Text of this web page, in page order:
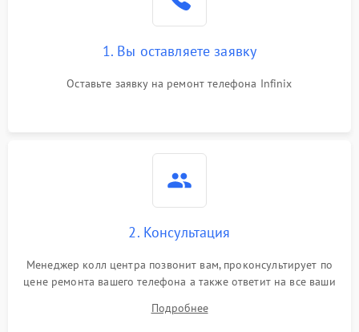
1. Вы оставляете заявку
Оставьте заявку на ремонт телефона Infinix
2. Консультация
Менеджер колл центра позвонит вам, проконсультирует по
цене ремонта вашего телефона а также ответит на все ваши
Подробнее